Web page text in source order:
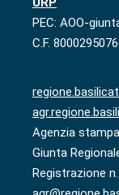
PEC: AOO-
C.F.
Agenzia
Giunta
Registrazione